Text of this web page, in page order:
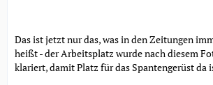
Das ist jetzt nur das, was in den Zeitungen
heißt - der Arbeitsplatz wurde nach diesem
klariert, damit Platz für das Spantengerüst da